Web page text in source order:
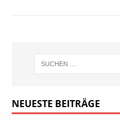
NEUESTE BEITRÄGE